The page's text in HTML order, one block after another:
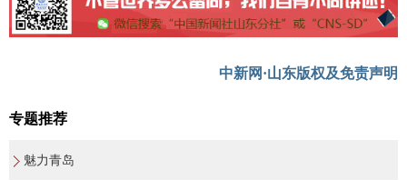
中新网·山东版权及免责声明
专题推荐
魅力青岛